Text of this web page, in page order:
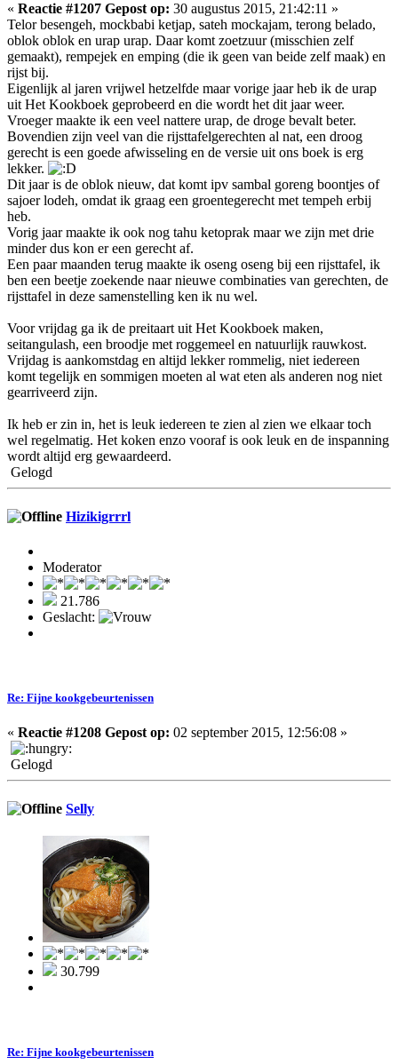
« Reactie #1207 Gepost op: 30 augustus 2015, 21:42:11 »
Telor besengeh, mockbabi ketjap, sateh mockajam, terong belado,
oblok oblok en urap urap. Daar komt zoetzuur (misschien zelf
gemaakt), rempejek en emping (die ik geen van beide zelf maak) en
rijst bij.
Eigenlijk al jaren vrijwel hetzelfde maar vorige jaar heb ik de urap
uit Het Kookboek geprobeerd en die wordt het dit jaar weer.
Vroeger maakte ik een veel nattere urap, de droge bevalt beter.
Bovendien zijn veel van die rijsttafelgerechten al nat, een droog
gerecht is een goede afwisseling en de versie uit ons boek is erg
lekker.
Dit jaar is de oblok nieuw, dat komt ipv sambal goreng boontjes of
sajoer lodeh, omdat ik graag een groentegerecht met tempeh erbij
heb.
Vorig jaar maakte ik ook nog tahu ketoprak maar we zijn met drie
minder dus kon er een gerecht af.
Een paar maanden terug maakte ik oseng oseng bij een rijsttafel, ik
ben een beetje zoekende naar nieuwe combinaties van gerechten, de
rijsttafel in deze samenstelling ken ik nu wel.
Voor vrijdag ga ik de preitaart uit Het Kookboek maken,
seitangulash, een broodje met roggemeel en natuurlijk rauwkost.
Vrijdag is aankomstdag en altijd lekker rommelig, niet iedereen
komt tegelijk en sommigen moeten al wat eten als anderen nog niet
gearriveerd zijn.
Ik heb er zin in, het is leuk iedereen te zien al zien we elkaar toch
wel regelmatig. Het koken enzo vooraf is ook leuk en de inspanning
wordt altijd erg gewaardeerd.
Gelogd
Hizikigrrrl
Moderator
21.786
Geslacht:
Re: Fijne kookgebeurtenissen
« Reactie #1208 Gepost op: 02 september 2015, 12:56:08 »
Gelogd
Selly
30.799
Re: Fijne kookgebeurtenissen